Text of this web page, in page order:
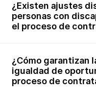
¿Existen ajustes
personas con
el proceso de
¿Cómo garantizan
igualdad de
proceso de